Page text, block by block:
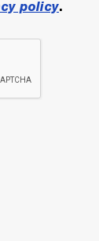
policy.